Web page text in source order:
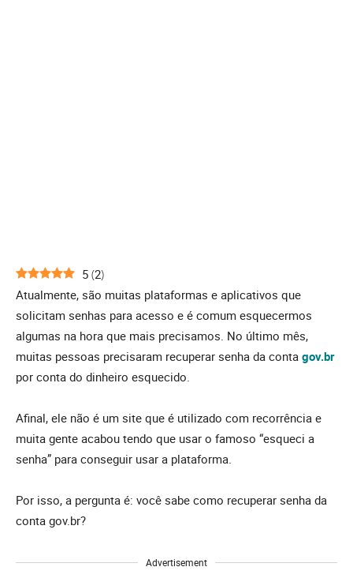
5 (2)
Atualmente, são muitas plataformas e aplicativos que
solicitam senhas para acesso e é comum esquecermos
algumas na hora que mais precisamos. No último mês,
muitas pessoas precisaram recuperar senha da conta gov.br
por conta do dinheiro esquecido.
Afinal, ele não é um site que é utilizado com recorrência e
muita gente acabou tendo que usar o famoso “esqueci a
senha” para conseguir usar a plataforma.
Por isso, a pergunta é: você sabe como recuperar senha da
conta gov.br?
Advertisement